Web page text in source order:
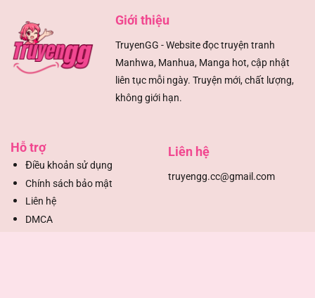
Giới thiệu
TruyenGG - Website đọc truyện tranh
Manhwa, Manhua, Manga hot, cập nhật
liên tục mỗi ngày. Truyện mới, chất lượng,
không giới hạn.
Hỗ trợ
Điều khoản sử dụng
Chính sách bảo mật
Liên hệ
DMCA
Liên hệ
truyengg.cc@gmail.com